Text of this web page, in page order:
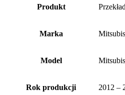
Produkt
Marka
Model
Rok produkcji 2012 –